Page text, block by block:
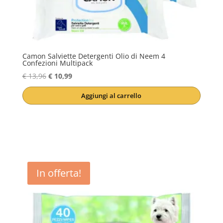
Camon Salviette Detergenti Olio di Neem 4
Confezioni Multipack
€13,96 Il
prezzo
€10,99Il
prezzo
attuale
Aggiungi al carrello
In offerta!